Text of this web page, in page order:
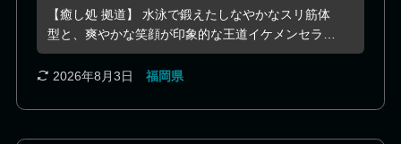
【癒し処 拠道】 水泳で鍛えたしなやかなスリ筋体
型と、爽やかな笑顔が印象的な王道イケメンセラピ
ストです。整った顔立ちに、すべすべとした肌、ぱ
っちりとした目元など、思わず見惚れてしまうよう
力と気配りを活かし、お客様一人ひとりのご要望や
2026年8月3日 福岡県